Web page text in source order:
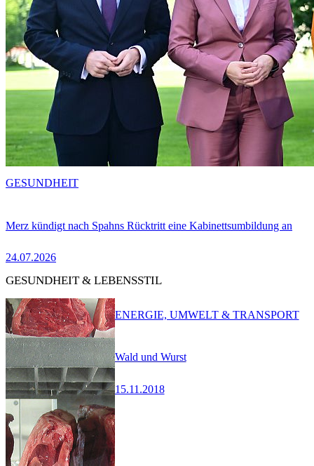
Merz kündigt nach Spahns Rücktritt eine Kabinettsumbildung an
24.07.2026
GESUNDHEIT
GESUNDHEIT & LEBENSSTIL
Wald und Wurst
15.11.2018
ENERGIE, UMWELT & TRANSPORT